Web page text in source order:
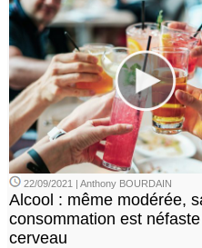
22/09/2021 | Anthony BOURDAIN
Alcool : même modérée,
consommation est
cerveau